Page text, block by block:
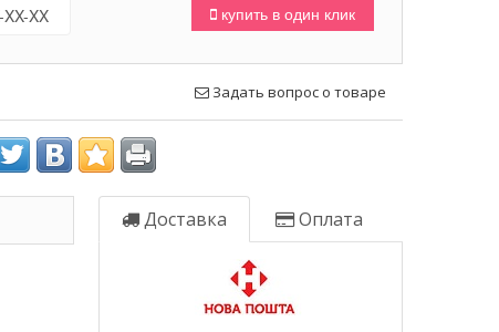
купить в один клик
Задать вопрос о товаре
Доставка Оплата